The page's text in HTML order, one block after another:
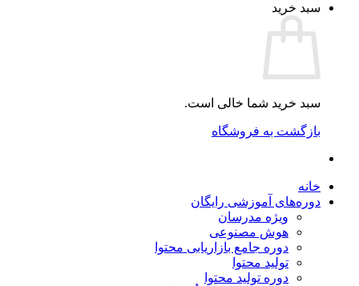
سبد خرید
سبد خرید شما خالی است.
بازگشت به فروشگاه
خانه
دوره‌های آموزشی رایگان
ویژه مدرسان
هوش مصنوعی
دوره جامع بازاریابی محتوا
تولید محتوا
دوره تولید محتوا